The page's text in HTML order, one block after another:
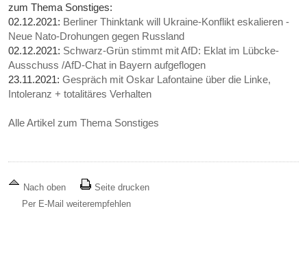
zum Thema Sonstiges:
02.12.2021: Berliner Thinktank will Ukraine-Konflikt eskalieren -
Neue Nato-Drohungen gegen Russland
02.12.2021: Schwarz-Grün stimmt mit AfD: Eklat im Lübcke-
Ausschuss /AfD-Chat in Bayern aufgeflogen
23.11.2021:Gespräch mit Oskar Lafontaine über die Linke,
Intoleranz + totalitäres Verhalten
Alle Artikel zum Thema Sonstiges
Nach oben
Seite drucken
Per E-Mail weiterempfehlen